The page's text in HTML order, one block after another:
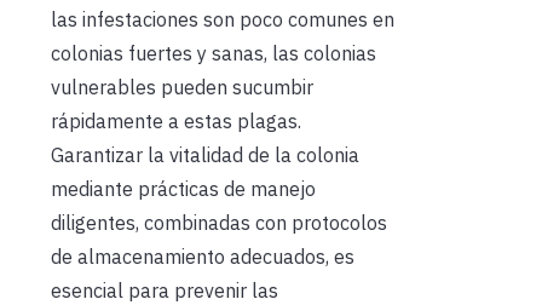
las infestaciones son poco comunes en
colonias fuertes y sanas, las colonias
vulnerables pueden sucumbir
rápidamente a estas plagas.
Garantizar la vitalidad de la colonia
mediante prácticas de manejo
diligentes, combinadas con protocolos
de almacenamiento adecuados, es
esencial para prevenir las